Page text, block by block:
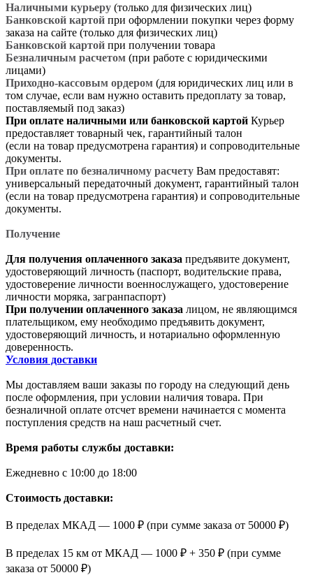
Наличными курьеру (только для физических лиц)
Банковской картой при оформлении покупки через форму
заказа на сайте (только для физических лиц)
Банковской картой при получении товара
Безналичным расчетом (при работе с юридическими
лицами)
Приходно-кассовым ордером (для юридических лиц или в
том случае, если вам нужно оставить предоплату за товар,
поставляемый под заказ)
При оплате наличными или банковской картой Курьер
предоставляет товарный чек, гарантийный талон
(если на товар предусмотрена гарантия) и сопроводительные
документы.
При оплате по безналичному расчету Вам предоставят:
универсальный передаточный документ, гарантийный талон
(если на товар предусмотрена гарантия) и сопроводительные
документы.
Получение
Для получения оплаченного заказа предъявите документ,
удостоверяющий личность (паспорт, водительские права,
удостоверение личности военнослужащего, удостоверение
личности моряка, загранпаспорт)
При получении оплаченного заказа лицом, не являющимся
плательщиком, ему необходимо предъявить документ,
удостоверяющий личность, и нотариально оформленную
доверенность.
Условия доставки
Мы доставляем ваши заказы по городу на следующий день
после оформления, при условии наличия товара. При
безналичной оплате отсчет времени начинается с момента
поступления средств на наш расчетный счет.
Время работы службы доставки:
Ежедневно с 10:00 до 18:00
Стоимость доставки:
В пределах МКАД — 1000 ₽ (при сумме заказа от 50000 ₽)
В пределах 15 км от МКАД — 1000 ₽ + 350 ₽ (при сумме
заказа от 50000 ₽)